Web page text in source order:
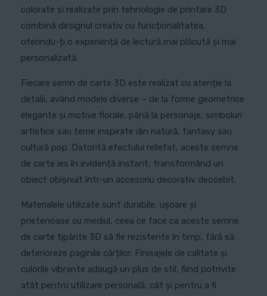
colorate și realizate prin tehnologie de printare 3D
combină designul creativ cu funcționalitatea,
oferindu-ți o experiență de lectură mai plăcută și mai
personalizată.
Fiecare semn de carte 3D este realizat cu atenție la
detalii, având modele diverse – de la forme geometrice
elegante și motive florale, până la personaje, simboluri
artistice sau teme inspirate din natură, fantasy sau
cultură pop. Datorită efectului reliefat, aceste semne
de carte ies în evidență instant, transformând un
obiect obișnuit într-un accesoriu decorativ deosebit.
Materialele utilizate sunt durabile, ușoare și
prietenoase cu mediul, ceea ce face ca aceste semne
de carte tipărite 3D să fie rezistente în timp, fără să
deterioreze paginile cărților. Finisajele de calitate și
culorile vibrante adaugă un plus de stil, fiind potrivite
atât pentru utilizare personală, cât și pentru a fi